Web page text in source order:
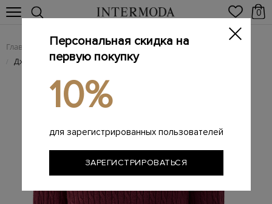
0
Главная Мужчинам / Одежда / Трикотаж
/ Джемпер из кашемировой пряжи с объемным узором
Персональная скидка на
первую покупку
10%
для зарегистрированных пользователей
ЗАРЕГИСТРИРОВАТЬСЯ